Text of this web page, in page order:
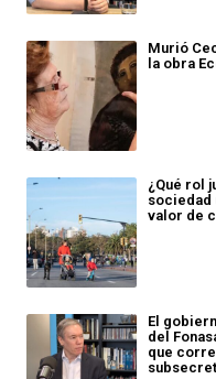
Murió
la obra
¿Qué rol
sociedad
valor de
El
del
que